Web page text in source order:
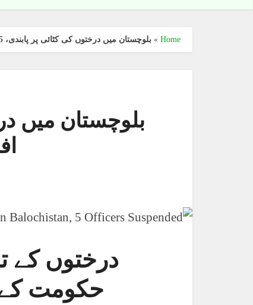
Home
» بلوچستان میں درختوں کی کٹائی پر پابندی، 5 افسران معطل
درختوں کے
حکومت